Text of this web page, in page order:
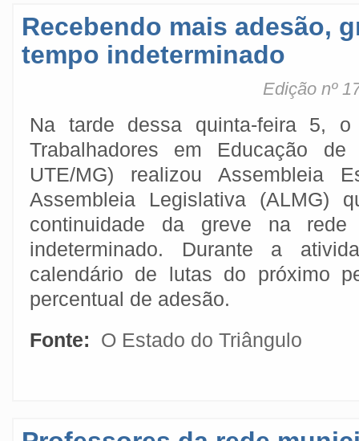
Recebendo mais adesão,
tempo indeterminado
Edição nº
Na tarde dessa quinta-feira 5,
Trabalhadores em Educação
UTE/MG) realizou Assembleia
Assembleia Legislativa (ALMG)
continuidade da greve na
indeterminado. Durante a
calendário de lutas do próximo
percentual de adesão.
Fonte:
O Estado do Triângulo